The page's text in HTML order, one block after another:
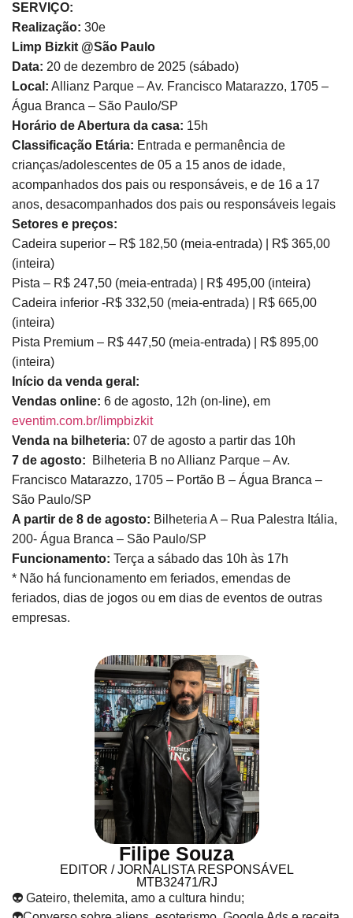
SERVIÇO:
Realização: 30e
Limp Bizkit @São Paulo
Data: 20 de dezembro de 2025 (sábado)
Local: Allianz Parque – Av. Francisco Matarazzo, 1705 –
Água Branca – São Paulo/SP
Horário de Abertura da casa: 15h
Classificação Etária: Entrada e permanência de
crianças/adolescentes de 05 a 15 anos de idade,
acompanhados dos pais ou responsáveis, e de 16 a 17
anos, desacompanhados dos pais ou responsáveis legais
Setores e preços:
Cadeira superior – R$ 182,50 (meia-entrada) | R$ 365,00
(inteira)
Pista – R$ 247,50 (meia-entrada) | R$ 495,00 (inteira)
Cadeira inferior -R$ 332,50 (meia-entrada) | R$ 665,00
(inteira)
Pista Premium – R$ 447,50 (meia-entrada) | R$ 895,00
(inteira)
Início da venda geral:
Vendas online: 6 de agosto, 12h (on-line), em
eventim.com.br/limpbizkit
Venda na bilheteria: 07 de agosto a partir das 10h
7 de agosto: Bilheteria B no Allianz Parque – Av.
Francisco Matarazzo, 1705 – Portão B – Água Branca –
São Paulo/SP
A partir de 8 de agosto: Bilheteria A – Rua Palestra Itália,
200- Água Branca – São Paulo/SP
Funcionamento: Terça a sábado das 10h às 17h
* Não há funcionamento em feriados, emendas de
feriados, dias de jogos ou em dias de eventos de outras
empresas.
Filipe Souza
EDITOR / JORNALISTA RESPONSÁVEL
MTB32471/RJ
👽 Gateiro, thelemita, amo a cultura hindu;